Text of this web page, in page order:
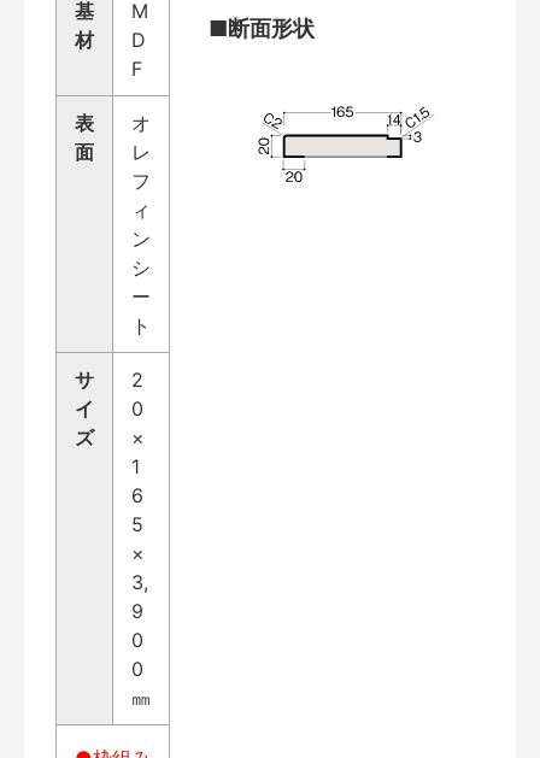
基
材
M
D
F
表
面
オ
レ
フ
ィ
ン
シ
ー
ト
サ
イ
ズ
2
0
×
1
6
5
×
3,
9
0
0
㎜
■断面形状